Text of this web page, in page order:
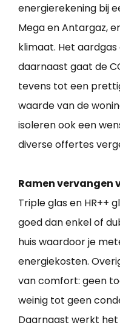
energierekening bij
Mega en Antargaz,
klimaat. Het
daarnaast gaat de
tevens tot een
waarde van de
isoleren ook een
diverse offertes
Ramen vervangen
Triple glas en HR++
goed dan enkel of
huis waardoor je
energiekosten.
van comfort: geen
weinig tot geen
Daarnaast werkt het